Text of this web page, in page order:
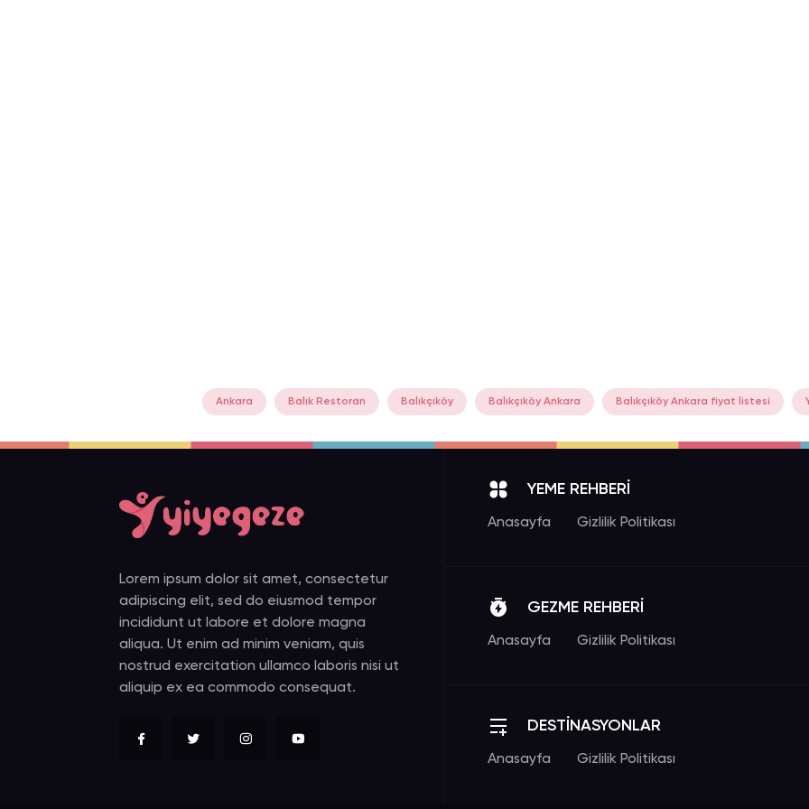
Ankara Balık Restoran Balıkçıköy Balıkçıköy Ankara Balıkçıköy Ankara fiyat listesi
Lorem ipsum dolor sit amet, consectetur
adipiscing elit, sed do eiusmod tempor
incididunt ut labore et dolore magna
aliqua. Ut enim ad minim veniam, quis
nostrud exercitation ullamco laboris nisi ut
aliquip ex ea commodo consequat.
YEME REHBERİ
Anasayfa Gizlilik Politikası
GEZME REHBERİ
Anasayfa Gizlilik Politikası
DESTİNASYONLAR
Anasayfa Gizlilik Politikası